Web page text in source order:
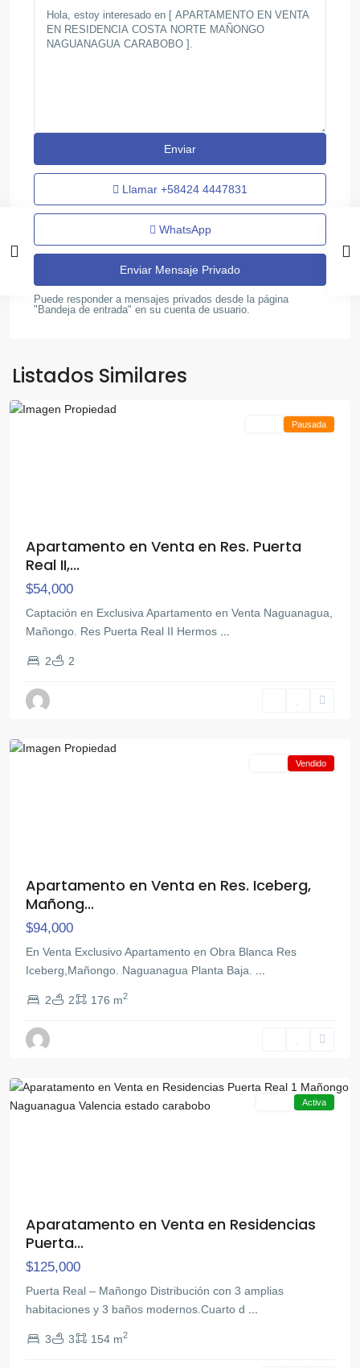
Llamar +58424 4447831
WhatsApp
Puede responder a mensajes privados desde la página
"Bandeja de entrada" en su cuenta de usuario.
Listados Similares
Mañongo
Naguanagua
Pausada
Apartamento en Venta en Res. Puerta
Real II,...
$54,000
Captación en Exclusiva Apartamento en Venta Naguanagua,
Mañongo. Res Puerta Real II Hermos
2 2
Mañongo
Vendido
Apartamento en Venta en Res. Iceberg,
Mañong...
$94,000
En Venta Exclusivo Apartamento en Obra Blanca Res
Iceberg,Mañongo. Naguanagua Planta Baja.
2 2 176 m2
Mañongo
Activa
Aparatamento en Venta en Residencias
Puerta...
$125,000
Puerta Real – Mañongo ​Distribución con 3 amplias
habitaciones y 3 baños modernos.Cuarto d
3 3 154 m2